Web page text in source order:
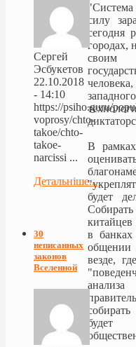
силу
сегодня
городах,
В рамках
будет
в
везде,
будет
Сергей
Эсбукетов
22.10.2018
- 14:10
https://psiho.guru/
voprosy/chto-
takoe/chto-
takoe-
narcissi ...
Детальніше...
30
неписанных
законов
Вселенной